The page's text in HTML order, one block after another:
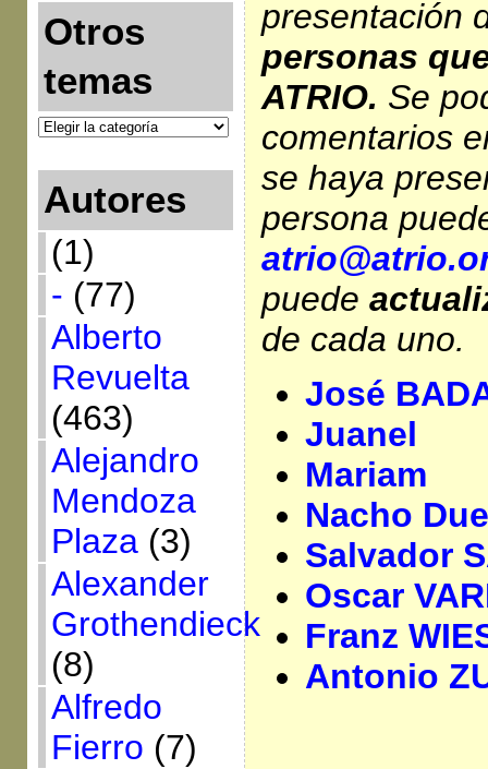
Otros
temas
Autores
(1)
- (77)
Alberto
Revuelta
(463)
Alejandro
Mendoza
Plaza(3)
Alexander
Grothendieck
(8)
Alfredo
Fierro (7)
presentación
personas
ATRIO. Se
comentarios
se haya
persona
puede
de cada uno.
José
Juanel
Mariam
Nacho
Salvador
Oscar
Franz
Antonio